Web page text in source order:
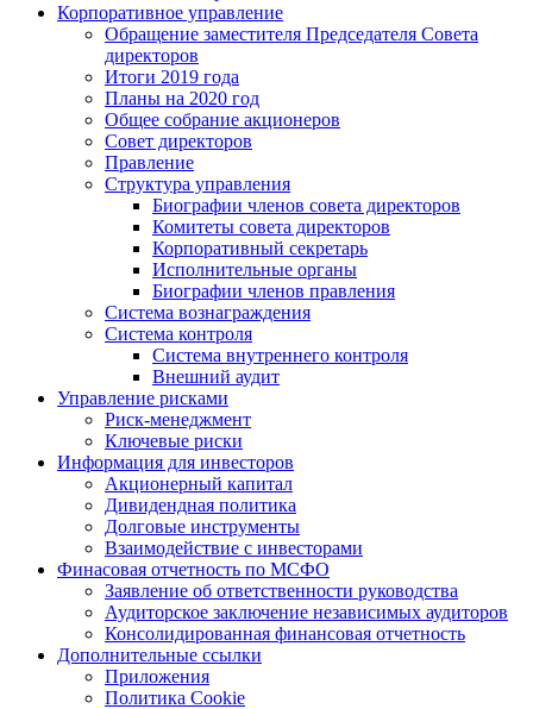
Корпоративное управление
Обращение заместителя Председателя Совета
директоров
Итоги 2019 года
Планы на 2020 год
Общее собрание акционеров
Совет директоров
Правление
Структура управления
Биографии членов совета директоров
Комитеты совета директоров
Корпоративный секретарь
Исполнительные органы
Биографии членов правления
Система вознаграждения
Система контроля
Система внутреннего контроля
Внешний аудит
Управление рисками
Риск-менеджмент
Ключевые риски
Информация для инвесторов
Акционерный капитал
Дивидендная политика
Долговые инструменты
Взаимодействие с инвеcторами
Финасовая отчетность по МСФО
Заявление об ответственности руководства
Аудиторское заключение независимых аудиторов
Консолидированная финансовая отчетность
Дополнительные ссылки
Приложения
Политика Cookie